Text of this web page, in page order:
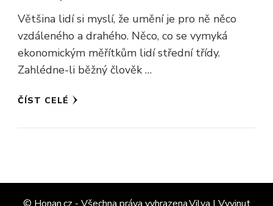
Většina lidí si myslí, že umění je pro ně něco
vzdáleného a drahého. Něco, co se vymyká
ekonomickým měřítkům lidí střední třídy.
Zahlédne-li běžný člověk …
ČÍST CELÉ